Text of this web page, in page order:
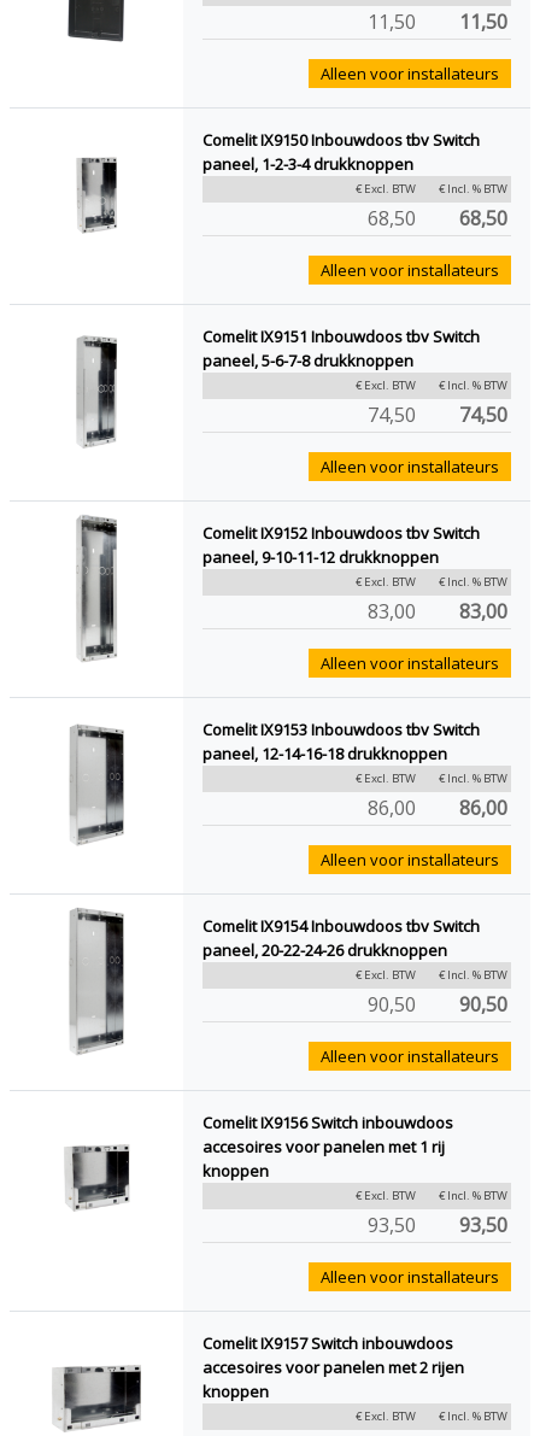
11,50 11,50
Alleen voor installateurs
Comelit IX9150 Inbouwdoos tbv Switch
paneel, 1-2-3-4 drukknoppen
€ Excl. BTW € Incl. % BTW
68,50 68,50
Alleen voor installateurs
Comelit IX9151 Inbouwdoos tbv Switch
paneel, 5-6-7-8 drukknoppen
€ Excl. BTW € Incl. % BTW
74,50 74,50
Alleen voor installateurs
Comelit IX9152 Inbouwdoos tbv Switch
paneel, 9-10-11-12 drukknoppen
€ Excl. BTW € Incl. % BTW
83,00 83,00
Alleen voor installateurs
Comelit IX9153 Inbouwdoos tbv Switch
paneel, 12-14-16-18 drukknoppen
€ Excl. BTW € Incl. % BTW
86,00 86,00
Alleen voor installateurs
Comelit IX9154 Inbouwdoos tbv Switch
paneel, 20-22-24-26 drukknoppen
€ Excl. BTW € Incl. % BTW
90,50 90,50
Alleen voor installateurs
Comelit IX9156 Switch inbouwdoos
accesoires voor panelen met 1 rij
knoppen
€ Excl. BTW € Incl. % BTW
93,50 93,50
Alleen voor installateurs
Comelit IX9157 Switch inbouwdoos
accesoires voor panelen met 2 rijen
knoppen
€ Excl. BTW € Incl. % BTW